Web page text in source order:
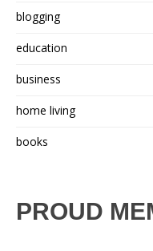
blogging
education
business
home living
books
PROUD